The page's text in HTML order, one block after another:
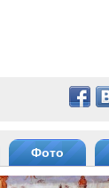
Фото